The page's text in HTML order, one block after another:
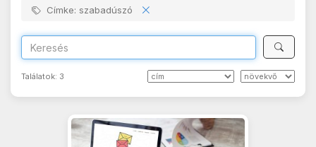
Címke: szabadúszó
Találatok: 3